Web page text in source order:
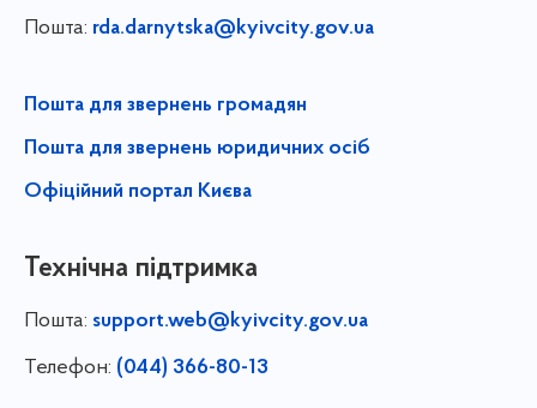
Пошта: rda.darnytska@kyivcity.gov.ua
Пошта для звернень громадян
Пошта для звернень юридичних осіб
Офіційний портал Києва
Технічна підтримка
Пошта: support.web@kyivcity.gov.ua
Телефон: (044) 366-80-13